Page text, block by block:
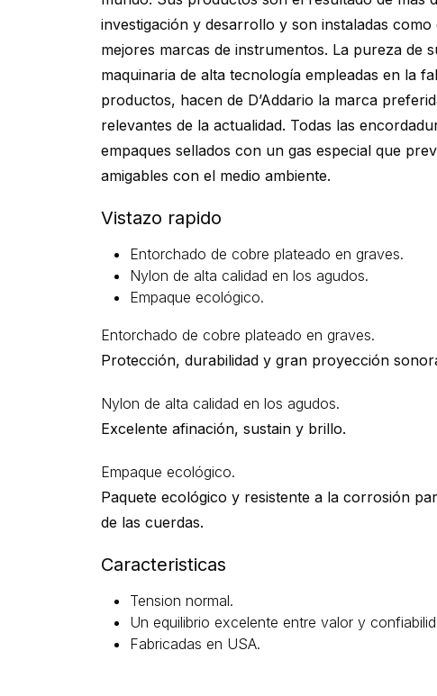
investigación y desarrollo y son instaladas como
mejores marcas de instrumentos. La pureza de
maquinaria de alta tecnología empleadas en la
productos, hacen de D’Addario la marca
relevantes de la actualidad. Todas las
empaques sellados con un gas especial que
amigables con el medio ambiente.
Vistazo rapido
Entorchado de cobre plateado en graves.
Nylon de alta calidad en los agudos.
Empaque ecológico.
Entorchado de cobre plateado en graves.
Protección, durabilidad y gran proyección
Nylon de alta calidad en los agudos.
Excelente afinación, sustain y brillo.
Empaque ecológico.
Paquete ecológico y resistente a la corrosión
de las cuerdas.
Caracteristicas
Tension normal.
Un equilibrio excelente entre valor y
Fabricadas en USA.